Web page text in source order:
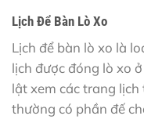
Lịch Để Bàn Lò Xo
Lịch để bàn lò xo là
lịch được đóng lò xo
lật xem các trang
thường có phần đế